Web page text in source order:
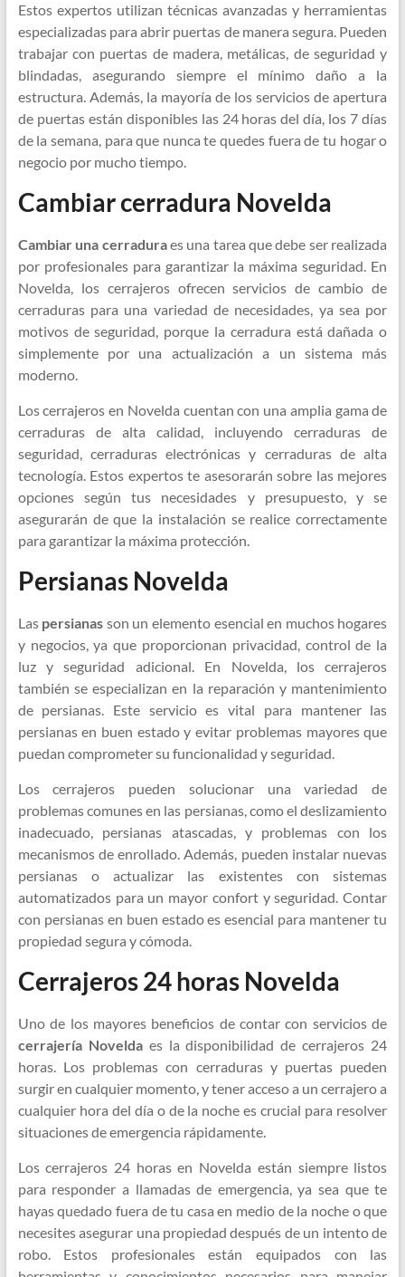
Estos expertos utilizan técnicas avanzadas y herramientas
especializadas para abrir puertas de manera segura. Pueden
trabajar con puertas de madera, metálicas, de seguridad y
blindadas, asegurando siempre el mínimo daño a la
estructura. Además, la mayoría de los servicios de apertura
de puertas están disponibles las 24 horas del día, los 7 días
de la semana, para que nunca te quedes fuera de tu hogar o
negocio por mucho tiempo.
Cambiar cerradura Novelda
Cambiar una cerraduraes una tarea que debe ser realizada
por profesionales para garantizar la máxima seguridad. En
Novelda, los cerrajeros ofrecen servicios de cambio de
cerraduras para una variedad de necesidades, ya sea por
motivos de seguridad, porque la cerradura está dañada o
simplemente por una actualización a un sistema más
moderno.
Los cerrajeros en Novelda cuentan con una amplia gama de
cerraduras de alta calidad, incluyendo cerraduras de
seguridad, cerraduras electrónicas y cerraduras de alta
tecnología. Estos expertos te asesorarán sobre las mejores
opciones según tus necesidades y presupuesto, y se
asegurarán de que la instalación se realice correctamente
para garantizar la máxima protección.
Persianas Novelda
Las persianas son un elemento esencial en muchos hogares
y negocios, ya que proporcionan privacidad, control de la
luz y seguridad adicional. En Novelda, los cerrajeros
también se especializan en la reparación y mantenimiento
de persianas. Este servicio es vital para mantener las
persianas en buen estado y evitar problemas mayores que
puedan comprometer su funcionalidad y seguridad.
Los cerrajeros pueden solucionar una variedad de
problemas comunes en las persianas, como el deslizamiento
inadecuado, persianas atascadas, y problemas con los
mecanismos de enrollado. Además, pueden instalar nuevas
persianas o actualizar las existentes con sistemas
automatizados para un mayor confort y seguridad. Contar
con persianas en buen estado es esencial para mantener tu
propiedad segura y cómoda.
Cerrajeros 24 horas Novelda
Uno de los mayores beneficios de contar con servicios de
cerrajería Noveldaes la disponibilidad de cerrajeros 24
horas. Los problemas con cerraduras y puertas pueden
surgir en cualquier momento, y tener acceso a un cerrajero a
cualquier hora del día o de la noche es crucial para resolver
situaciones de emergencia rápidamente.
Los cerrajeros 24 horas en Novelda están siempre listos
para responder a llamadas de emergencia, ya sea que te
hayas quedado fuera de tu casa en medio de la noche o que
necesites asegurar una propiedad después de un intento de
robo. Estos profesionales están equipados con las